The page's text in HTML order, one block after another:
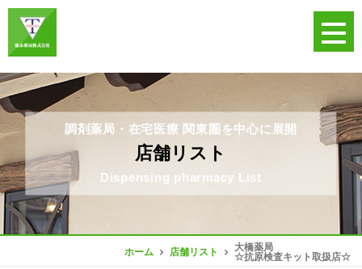
調剤薬局・在宅医療 関東圏を中心に展開
店舗リスト
Dispensing pharmacy List
ホーム 店舗リスト
大橋薬局
☆抗原検査キット取扱店☆